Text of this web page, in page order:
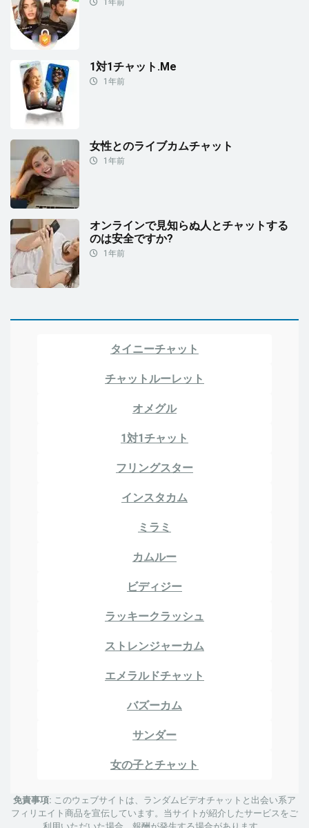
1年前
1対1チャット.Me
1年前
女性とのライブカムチャット
1年前
オンラインで見知らぬ人とチャットする
のは安全ですか?
1年前
タイニーチャット
チャットルーレット
オメグル
1対1チャット
フリングスター
インスタカム
ミラミ
カムルー
ビディジー
ラッキークラッシュ
ストレンジャーカム
エメラルドチャット
バズーカム
サンダー
女の子とチャット
免責事項: このウェブサイトは、ランダムビデオチャットと出会い系ア
フィリエイト商品を宣伝しています。当サイトが紹介したサービスをご